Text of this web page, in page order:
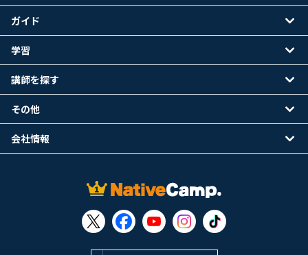
ガイド
学習
講師を探す
その他
会社情報